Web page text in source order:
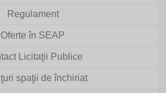
Regulament
Oferte în SEAP
Licitaţii Publice
spaţii de închiriat